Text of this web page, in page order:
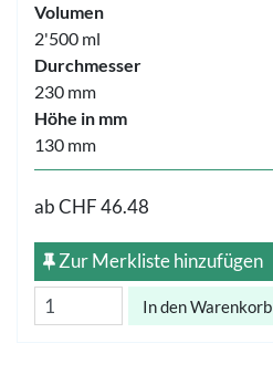
Volumen
2'500 ml
Durchmesser
230 mm
Höhe in mm
130 mm
abCHF 46.48
Zur Merkliste hinzufügen
In den Warenkorb